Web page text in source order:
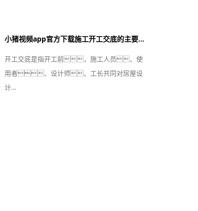
小猪视频app官方下载施工开工交底的主要内容
开工交底是指开工前，施工人员、使
用者、设计师、工长共同对房屋设
计…